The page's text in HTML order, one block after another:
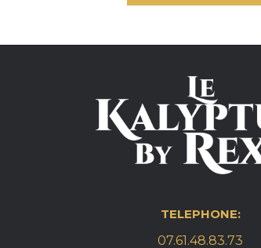
TELEPHONE:
07.61.48.83.73